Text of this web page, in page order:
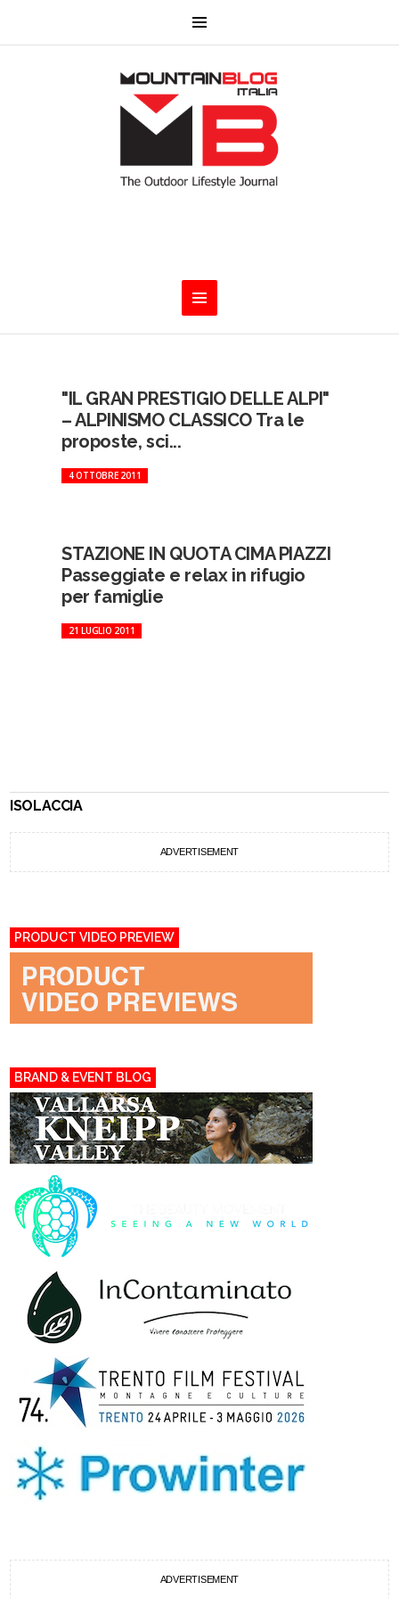
"IL GRAN PRESTIGIO DELLE ALPI"
– ALPINISMO CLASSICO Tra le
proposte, sci...
4 OTTOBRE 2011
STAZIONE IN QUOTA CIMA PIAZZI
Passeggiate e relax in rifugio
per famiglie
21 LUGLIO 2011
ISOLACCIA
ADVERTISEMENT
PRODUCT VIDEO PREVIEW
BRAND & EVENT BLOG
ADVERTISEMENT